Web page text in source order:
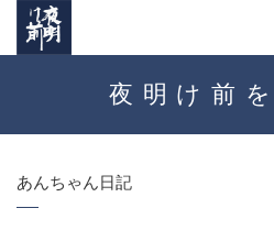
夜明け前
あんちゃん日記